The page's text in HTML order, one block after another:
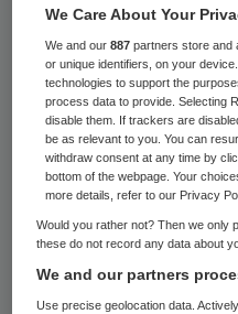
cijfers van het
Statistiek (CBS).
Het
4,0 naar 4,4. Dat
44 van de duizend
eerste kwartaal ziek
Heviger
We Care About Your
We and our887 partners store and
or unique identifiers, on your
technologies to support the
process data to provide. Selecting
disable them. If trackers are
be as relevant to you. You can
withdraw consent at any time by
bottom of the webpage. Your
more details, refer to our Privacy
Would you rather not? Then we only
these do not record any data about
We and our partners
Use precise geolocation data.